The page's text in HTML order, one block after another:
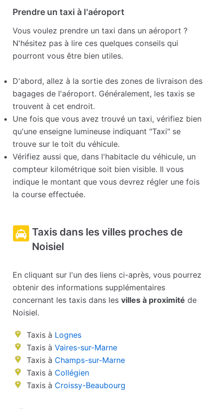
Prendre un taxi à l'aéroport
Vous voulez prendre un taxi dans un aéroport ?
N'hésitez pas à lire ces quelques conseils qui
pourront vous être bien utiles.
D'abord, allez à la sortie des zones de livraison des
bagages de l'aéroport. Généralement, les taxis se
trouvent à cet endroit.
Une fois que vous avez trouvé un taxi, vérifiez bien
qu'une enseigne lumineuse indiquant "Taxi" se
trouve sur le toit du véhicule.
Vérifiez aussi que, dans l'habitacle du véhicule, un
compteur kilométrique soit bien visible. Il vous
indique le montant que vous devrez régler une fois
la course effectuée.
Taxis dans les villes proches de
Noisiel
En cliquant sur l'un des liens ci-après, vous pourrez
obtenir des informations supplémentaires
concernant les taxis dans lesvilles à proximité de
Noisiel.
Taxis à Lognes
Taxis àVaires-sur-Marne
Taxis à Champs-sur-Marne
Taxis à Collégien
Taxis à Croissy-Beaubourg